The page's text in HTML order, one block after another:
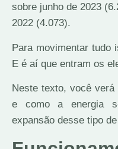
sobre junho de 2023
2022 (4.073).
Para movimentar tudo
E é aí que entram os
Neste texto, você
e como a energia
expansão desse tipo